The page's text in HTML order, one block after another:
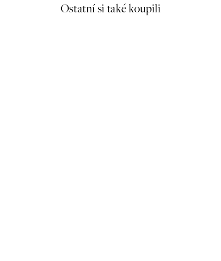
Ostatní si také koupili